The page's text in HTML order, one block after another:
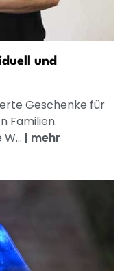
und
Geschenke für
Familien.
| mehr